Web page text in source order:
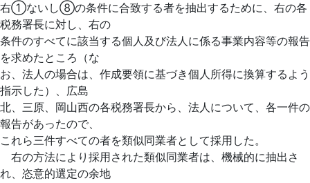
右①ないし⑧の条件に合致する者を抽出するために、右の各
税務署長に対し、右の
条件のすべてに該当する個人及び法人に係る事業内容等の報告
を求めたところ（な
お、法人の場合は、作成要領に基づき個人所得に換算するよう
指示した）、広島
北、三原、岡山西の各税務署長から、法人について、各一件の
報告があったので、
これら三件すべての者を類似同業者として採用した。
右の方法により採用された類似同業者は、機械的に抽出さ
れ、恣意的選定の余地